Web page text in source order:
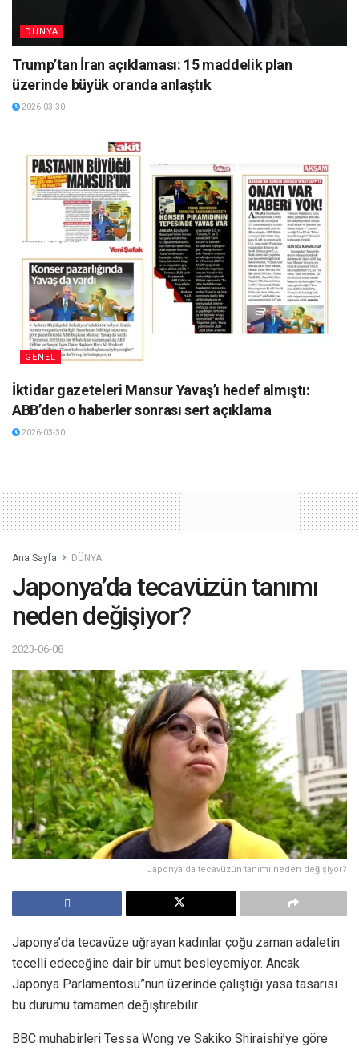
DÜNYA
Trump’tan İran açıklaması: 15 maddelik plan
üzerinde büyük oranda anlaştık
2026-03-30
GENEL
İktidar gazeteleri Mansur Yavaş’ı hedef almıştı:
ABB’den o haberler sonrası sert açıklama
2026-03-30
Ana Sayfa DÜNYA
Japonya’da tecavüzün tanımı
neden değişiyor?
2023-06-08
Japonya’da tecavüzün tanımı neden değişiyor?
Japonya’da tecavüze uğrayan kadınlar çoğu zaman adaletin
tecelli edeceğine dair bir umut besleyemiyor. Ancak
Japonya Parlamentosu”nun üzerinde çalıştığı yasa tasarısı
bu durumu tamamen değiştirebilir.
BBC muhabirleri Tessa Wong ve Sakiko Shiraishi’ye göre